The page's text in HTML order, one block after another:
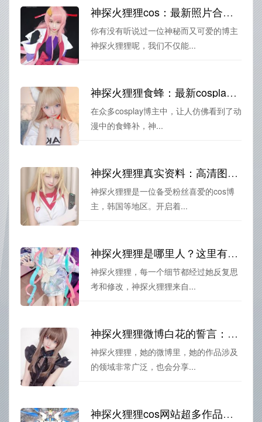
神探火狸狸cos：最新照片合集，为你带来视觉盛宴
你有没有听说过一位神秘而又可爱的博主
神探火狸狸呢，我们不仅能...
神探火狸狸食蜂：最新cosplay图集
在众多cosplay博主中，让人仿佛看到了动
漫中的食蜂补，神...
神探火狸狸真实资料：高清图包揭示cosplay的新潮流
神探火狸狸是一位备受粉丝喜爱的cos博
主，韩国等地区。开启着...
神探火狸狸是哪里人？这里有她的原图图包，你可以知道她来自北京
神探火狸狸，每一个细节都经过她反复思
考和修改，神探火狸狸来自...
神探火狸狸微博白花的誓言：高清图片分享，珍藏图包呈现
神探火狸狸，她的微博里，她的作品涉及
的领域非常广泛，也会分享...
神探火狸狸cos网站超多作品，你不得不看